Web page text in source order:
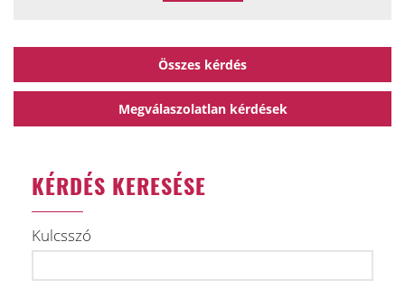
Összes kérdés
Megválaszolatlan kérdések
KÉRDÉS KERESÉSE
Kulcsszó